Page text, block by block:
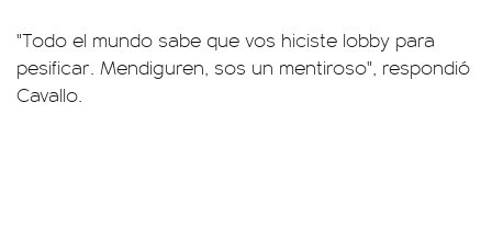
"Todo el mundo sabe que vos hiciste lobby para
pesificar. Mendiguren, sos un mentiroso", respondió
Cavallo.